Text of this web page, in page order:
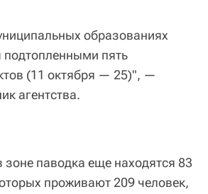
образованиях
подтопленными пять
(11 октября — 25)", —
агентства.
зоне паводка еще находятся 83
проживают 209 человек,